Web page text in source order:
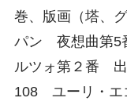
巻、版画（塔、
パン 夜想曲第5
ルツォ第２番
108 ユーリ・エ